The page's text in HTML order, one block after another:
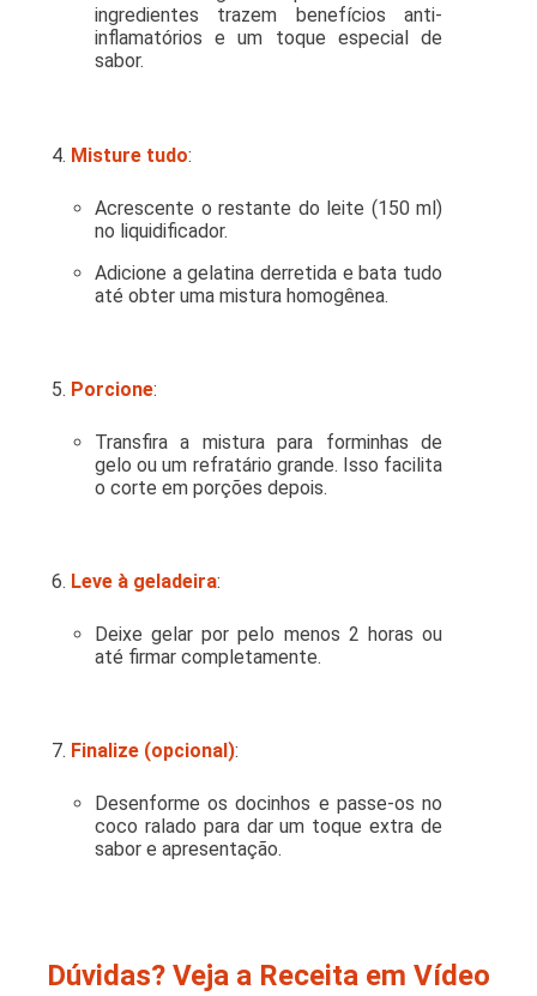
ingredientes trazem benefícios anti-
inflamatórios e um toque especial de
sabor.
Misture tudo:
Acrescente o restante do leite (150 ml)
no liquidificador.
Adicione a gelatina derretida e bata tudo
até obter uma mistura homogênea.
Porcione:
Transfira a mistura para forminhas de
gelo ou um refratário grande. Isso facilita
o corte em porções depois.
Leve à geladeira:
Deixe gelar por pelo menos 2 horas ou
até firmar completamente.
Finalize (opcional):
Desenforme os docinhos e passe-os no
coco ralado para dar um toque extra de
sabor e apresentação.
Dúvidas? Veja a Receita em Vídeo